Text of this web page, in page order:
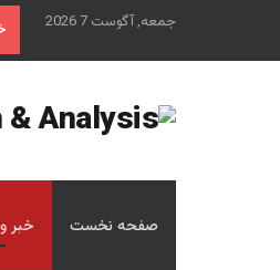
جمعه, آگوست 7 2026
صفحه نخست خبر